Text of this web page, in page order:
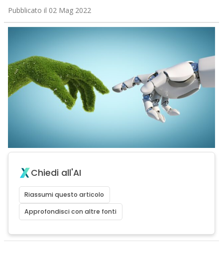
Pubblicato il 02 Mag 2022
Chiedi all'AI
Riassumi questo articolo
Approfondisci con altre fonti